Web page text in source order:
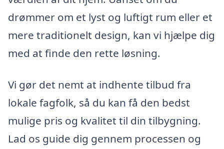
drømmer om et lyst og luftigt rum eller et
mere traditionelt design, kan vi hjælpe dig
med at finde den rette løsning.
Vi gør det nemt at indhente tilbud fra
lokale fagfolk, så du kan få den bedst
mulige pris og kvalitet til din tilbygning.
Lad os guide dig gennem processen og